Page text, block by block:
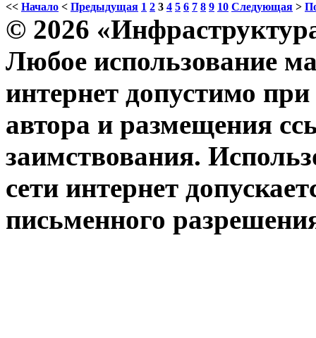
<< Начало < Предыдущая 1 2 3 4 5 6 7 8 9 10 Следующая >
© 2026
Любое использование
интернет допустимо
автора и размещения
заимствования.
сети интернет
письменного